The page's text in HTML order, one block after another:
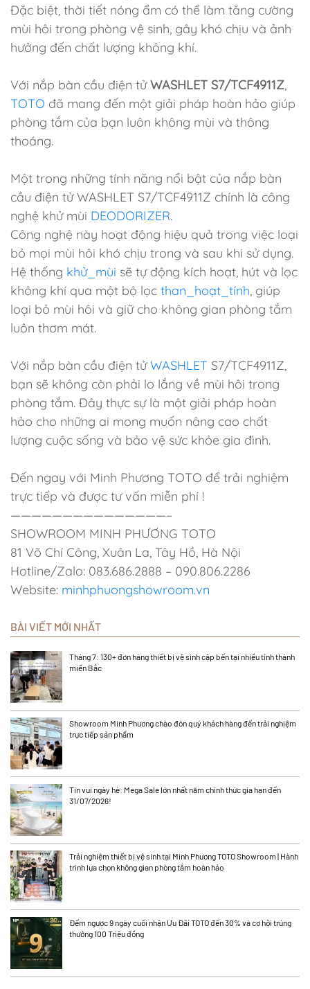
Đặc biệt, thời tiết nóng ẩm có thể làm tăng cường
mùi hôi trong phòng vệ sinh, gây khó chịu và ảnh
hưởng đến chất lượng không khí.
Với nắp bàn cầu điện tửWASHLET S7/TCF4911Z,
TOTO đã mang đến một giải pháp hoàn hảo giúp
phòng tắm của bạn luôn không mùi và thông
thoáng.
Một trong những tính năng nổi bật của nắp bàn
cầu điện tử WASHLET S7/TCF4911Z chính là công
nghệ khử mùi DEODORIZER.
Công nghệ này hoạt động hiệu quả trong việc loại
bỏ mọi mùi hôi khó chịu trong và sau khi sử dụng.
Hệ thống khử_mùi sẽ tự động kích hoạt, hút và lọc
không khí qua một bộ lọc than_hoạt_tính, giúp
loại bỏ mùi hôi và giữ cho không gian phòng tắm
luôn thơm mát.
Với nắp bàn cầu điện tửWASHLET S7/TCF4911Z,
bạn sẽ không còn phải lo lắng về mùi hôi trong
phòng tắm. Đây thực sự là một giải pháp hoàn
hảo cho những ai mong muốn nâng cao chất
lượng cuộc sống và bảo vệ sức khỏe gia đình.
Đến ngay với Minh Phương TOTO để trải nghiệm
trực tiếp và được tư vấn miễn phí !
———————————————–
SHOWROOM MINH PHƯƠNG TOTO
81 Võ Chí Công, Xuân La, Tây Hồ, Hà Nội
Hotline/Zalo: 083.686.2888 – 090.806.2286
Website: minhphuongshowroom.vn
BÀI VIẾT MỚI NHẤT
Tháng 7: 130+ đơn hàng thiết bị vệ sinh cập bến tại nhiều tỉnh thành
miền Bắc
Showroom Minh Phương chào đón quý khách hàng đến trải nghiệm
trực tiếp sản phẩm
Tin vui ngày hè: Mega Sale lớn nhất năm chính thức gia hạn đến
31/07/2026!
Trải nghiệm thiết bị vệ sinh tại Minh Phương TOTO Showroom | Hành
trình lựa chọn không gian phòng tắm hoàn hảo
Đếm ngược 9 ngày cuối nhận Ưu Đãi TOTO đến 30% và cơ hội trúng
thưởng 100 Triệu đồng